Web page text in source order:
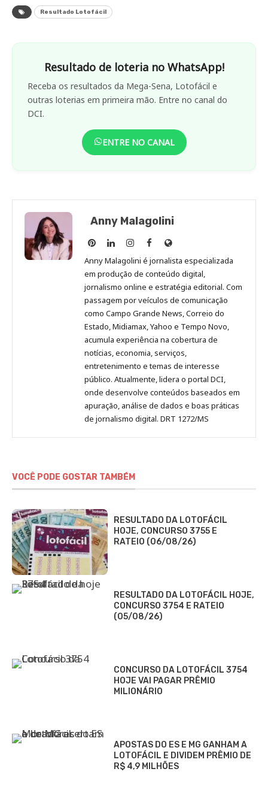
Resultado Lotofácil
Resultado de loteria no WhatsApp!
Receba os resultados da Mega-Sena, Lotofácil e
outras loterias em primeira mão. Entre no canal do
DCI.
ENTRE NO CANAL
Anny Malagolini
Anny
Malagolini
no
Pinterest
Anny
Malagolini
no
LinkedIn
Anny
Malagolini
no
Instagram
Anny
Malagolini
no
Facebook
Site
de
Anny
Malagolini
Anny Malagolini é jornalista especializada
em produção de conteúdo digital,
jornalismo online e estratégia editorial. Com
passagem por veículos de comunicação
como Campo Grande News, Correio do
Estado, Midiamax, Yahoo e Tempo Novo,
acumula experiência na cobertura de
notícias, economia, serviços,
entretenimento e temas de interesse
público. Atualmente, lidera o portal DCI,
onde desenvolve conteúdos baseados em
apuração, análise de dados e boas práticas
de jornalismo digital. DRT 1272/MS
VOCÊ PODE GOSTAR TAMBÉM
RESULTADO DA LOTOFÁCIL
HOJE, CONCURSO 3755 E
RATEIO (06/08/26)
RESULTADO DA LOTOFÁCIL HOJE,
CONCURSO 3754 E RATEIO
(05/08/26)
CONCURSO DA LOTOFÁCIL 3754
HOJE VAI PAGAR PRÊMIO
MILIONÁRIO
APOSTAS DO ES E MG GANHAM A
LOTOFÁCIL E DIVIDEM PRÊMIO DE
R$ 4,9 MILHÕES